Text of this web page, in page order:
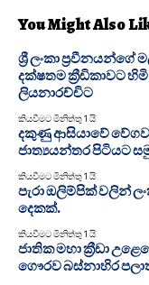
You Might Also
ශ්‍රී ලංකා ප්‍රවීනයන්ගේ
දක්ෂතම ක්‍රීඩිකාවට
ලියනාරච්චිට
කියවීමට මිනිත්තු 1 යි
දකුණු ආසියාවේ
ජාත්‍යයන්තර පිටියට
කියවීමට මිනිත්තු 1 යි
පැරා ඔලිම්පික් වලින්
දෙකක්.
කියවීමට මිනිත්තු 1 යි
ජාතික මහා ක්‍රීඩා
ගෞරව බස්නාහිර